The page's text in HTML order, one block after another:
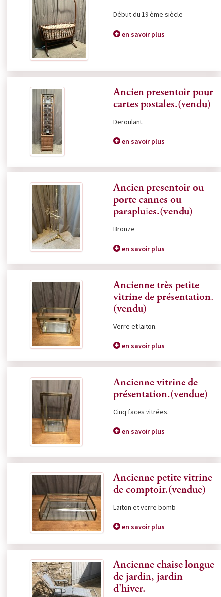
Début du 19 ème siècle
en savoir plus
Ancien presentoir pour
cartes postales.(vendu)
Deroulant.
en savoir plus
Ancien presentoir ou
porte cannes ou
parapluies.(vendu)
Bronze
en savoir plus
Ancienne très petite
vitrine de présentation.
(vendu)
Verre et laiton.
en savoir plus
Ancienne vitrine de
présentation.(vendue)
Cinq faces vitrées.
en savoir plus
Ancienne petite vitrine
de comptoir.(vendue)
Laiton et verre bomb
en savoir plus
Ancienne chaise longue
de jardin, jardin
d'hiver.